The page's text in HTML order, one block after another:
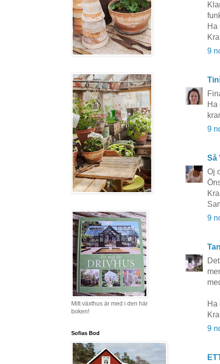
Ha
9
Ha
9
Så
Oj
9
Ha
9
Mitt växthus är med i den här
boken!
Sofias Bod